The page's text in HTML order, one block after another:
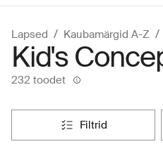
Lapsed Kaubamärgid A-Z
Kid's
232 toodet
filtrid